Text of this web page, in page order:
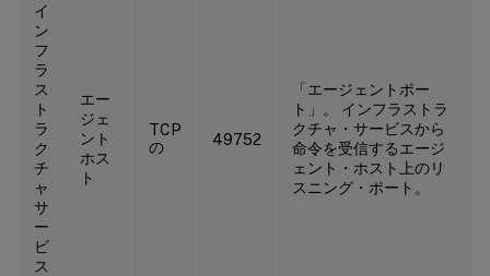
イ
ン
フ
ラ
ス
ト
ラ
ク
チ
ャ
サ
ー
ビ
ス
エー
ジェ
ント
ホス
ト
TCP
の
49752
「エージェントポー
ト」。 インフラストラ
クチャ・サービスから
命令を受信するエージ
ェント・ホスト上のリ
スニング・ポート。